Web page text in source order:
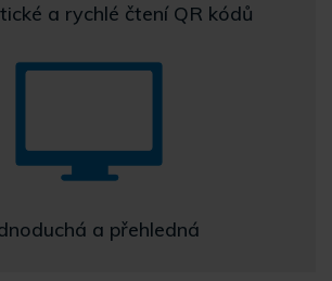
a rychlé čtení QR kódů
a přehledná